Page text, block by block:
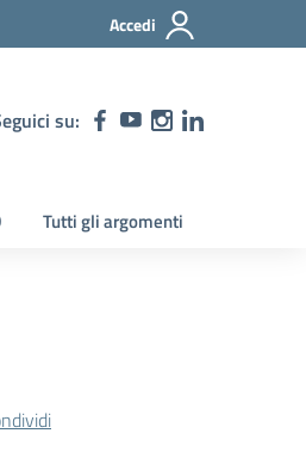
Accedi
su:
Tutti gli argomenti